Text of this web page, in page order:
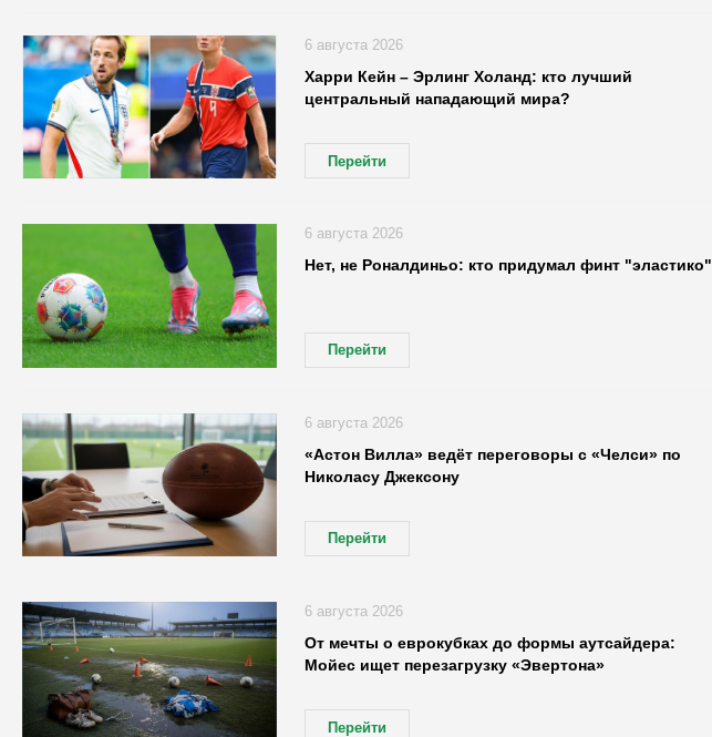
Харри Кейн – Эрлинг Холанд: кто лучший
центральный нападающий мира?
Перейти
6 августа 2026
Нет, не Роналдиньо: кто придумал финт "эластико"
Перейти
6 августа 2026
«Астон Вилла» ведёт переговоры с «Челси» по
Николасу Джексону
Перейти
6 августа 2026
От мечты о еврокубках до формы аутсайдера:
Мойес ищет перезагрузку «Эвертона»
Перейти
6 августа 2026